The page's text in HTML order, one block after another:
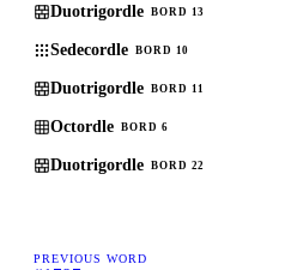
Duotrigordle BORD 13
Sedecordle BORD 10
Duotrigordle BORD 11
Octordle BORD 6
Duotrigordle BORD 22
PREVIOUS WORD